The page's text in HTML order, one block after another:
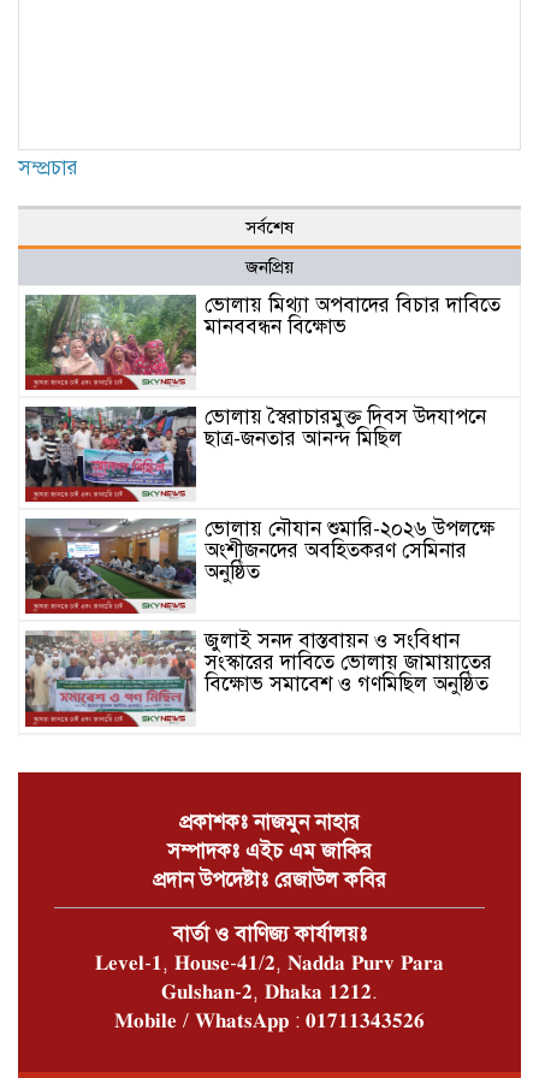
সম্প্রচার
সর্বশেষ
জনপ্রিয়
ভোলায় মিথ্যা অপবাদের বিচার দাবিতে
মানববন্ধন বিক্ষোভ
ভোলায় স্বৈরাচারমুক্ত দিবস উদযাপনে
ছাত্র-জনতার আনন্দ মিছিল
ভোলায় নৌযান শুমারি-২০২৬ উপলক্ষে
অংশীজনদের অবহিতকরণ সেমিনার
অনুষ্ঠিত
জুলাই সনদ বাস্তবায়ন ও সংবিধান
সংস্কারের দাবিতে ভোলায় জামায়াতের
বিক্ষোভ সমাবেশ ও গণমিছিল অনুষ্ঠিত
কোষাগারে ১ কোটি ২ লাখ টাকা ফেরত
ভোলার চরফ্যাশনে পান থেকে চুন
খসলেই চটে ওঠা মানুষটি চাঁদাবাজি
মামলায় কারাগারে
ভোলার বোরহানউদ্দিনে গাঁজা চাষে
সফলতার হাতছানি
প্রকাশকঃ নাজমুন নাহার
সম্পাদকঃ এইচ এম জাকির
প্রদান উপদেষ্টাঃ রেজাউল কবির
বার্তা ও বাণিজ্য কার্যালয়ঃ
𝐋𝐞𝐯𝐞𝐥-𝟏, 𝐇𝐨𝐮𝐬𝐞-𝟒𝟏/𝟐, 𝐍𝐚𝐝𝐝𝐚 𝐏𝐮𝐫𝐯 𝐏𝐚𝐫𝐚
𝐆𝐮𝐥𝐬𝐡𝐚𝐧-𝟐, 𝐃𝐡𝐚𝐤𝐚 𝟏𝟐𝟏𝟐.
𝐌𝐨𝐛𝐢𝐥𝐞 / 𝐖𝐡𝐚𝐭𝐬𝐀𝐩𝐩 : 𝟎𝟏𝟕𝟏𝟏𝟑𝟒𝟑𝟓𝟐𝟔